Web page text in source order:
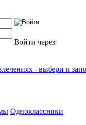
Войти через:
- выбери и
Одноклассники